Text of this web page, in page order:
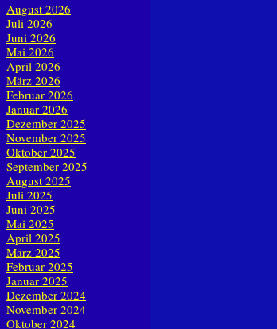
August 2026
Juli 2026
Juni 2026
Mai 2026
April 2026
März 2026
Februar 2026
Januar 2026
Dezember 2025
November 2025
Oktober 2025
September 2025
August 2025
Juli 2025
Juni 2025
Mai 2025
April 2025
März 2025
Februar 2025
Januar 2025
Dezember 2024
November 2024
Oktober 2024